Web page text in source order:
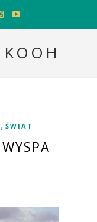
, ŚWIAT